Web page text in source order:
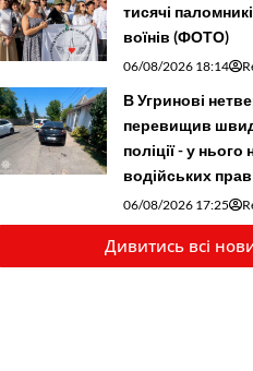
тисячі
воїнів (ФОТО)
06/08/2026 18:14
В Угринові
перевищив
поліції - у нього
водійських прав
06/08/2026 17:25
Дивитись всі